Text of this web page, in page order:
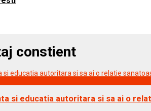
constient
si educatia autoritara si sa ai o